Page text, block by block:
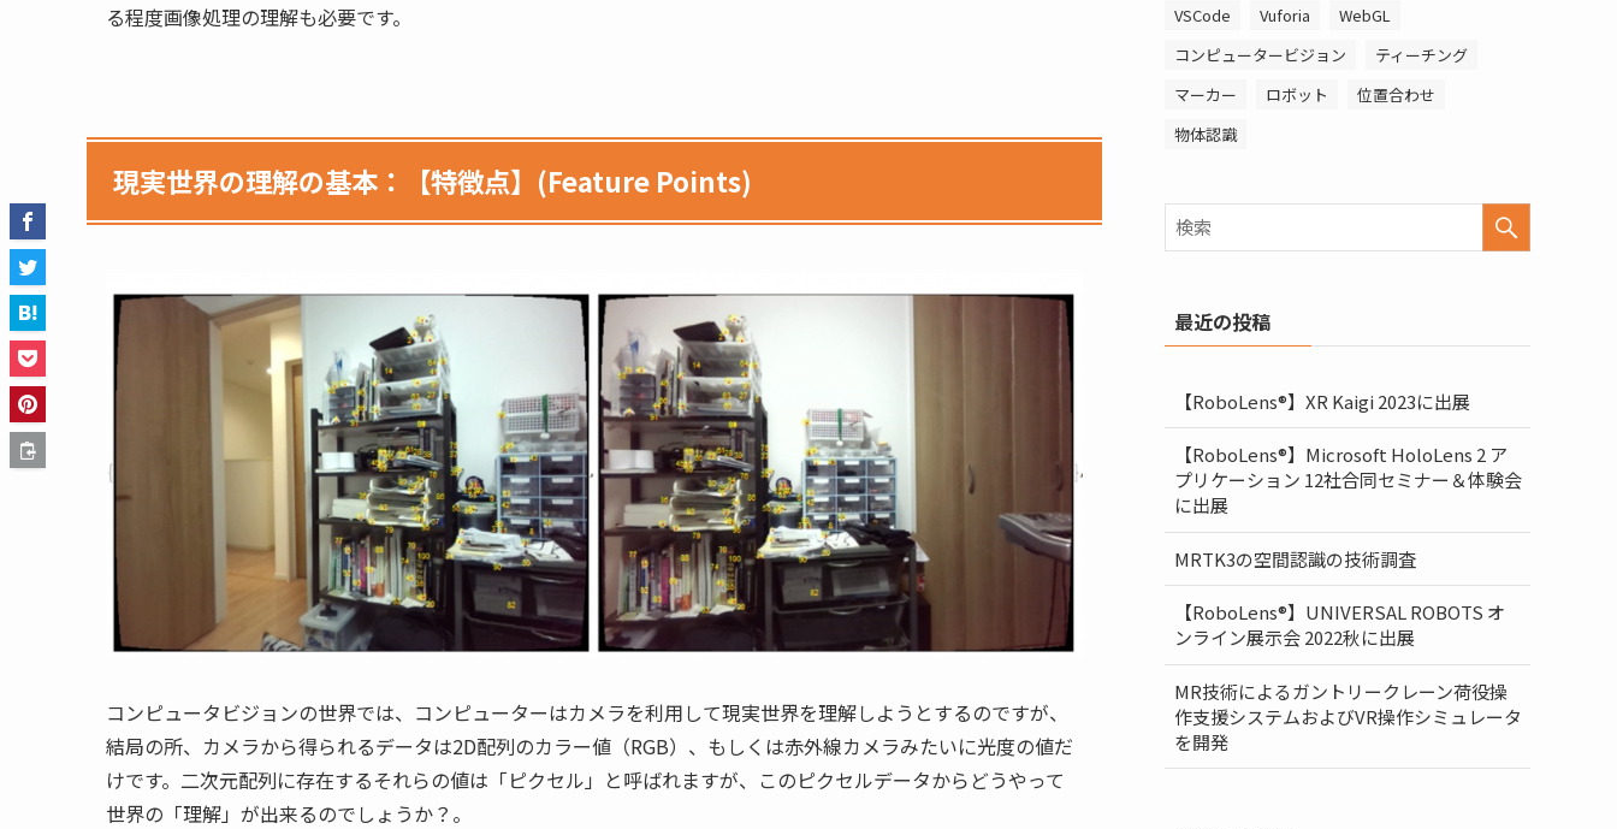
る程度画像処理の理解も必要です。
現実世界の理解の基本：【特徴点】(Feature Points)
コンピュータビジョンの世界では、コンピューターはカメラを利用して現実世界を理解しようとするのですが、
結局の所、カメラから得られるデータは2D配列のカラー値（RGB）、もしくは赤外線カメラみたいに光度の値だ
けです。二次元配列に存在するそれらの値は「ピクセル」と呼ばれますが、このピクセルデータからどうやって
世界の「理解」が出来るのでしょうか？。
VSCode
Vuforia
WebGL
コンピュータービジョン
ティーチング
マーカー
ロボット
位置合わせ
物体認識
最近の投稿
【RoboLens®】XR Kaigi 2023に出展
【RoboLens®】Microsoft HoloLens 2 ア
プリケーション 12社合同セミナー＆体験会
に出展
MRTK3の空間認識の技術調査
【RoboLens®】UNIVERSAL ROBOTS オ
ンライン展示会 2022秋に出展
MR技術によるガントリークレーン荷役操
作支援システムおよびVR操作シミュレータ
を開発